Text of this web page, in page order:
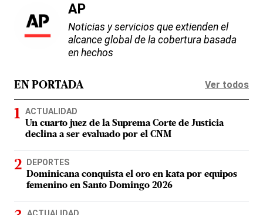
AP
Noticias y servicios que extienden el
alcance global de la cobertura basada
en hechos
EN PORTADA Ver todos
ACTUALIDAD
Un cuarto juez de la Suprema Corte de Justicia
declina a ser evaluado por el CNM
DEPORTES
Dominicana conquista el oro en kata por equipos
femenino en Santo Domingo 2026
ACTUALIDAD